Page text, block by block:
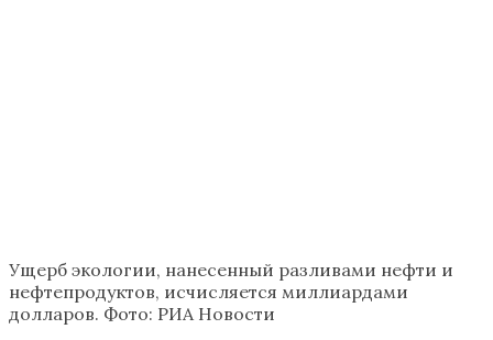
Ущерб экологии, нанесенный разливами нефти и
нефтепродуктов, исчисляется миллиардами
долларов. Фото: РИА Новости